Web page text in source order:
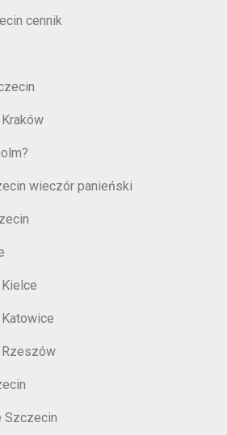
cennik
wieczór panieński
Szczecin